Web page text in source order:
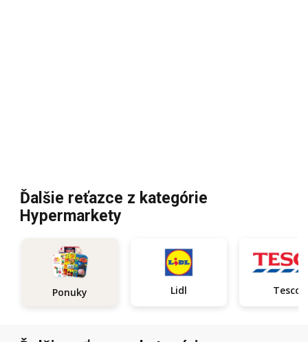
Ďalšie reťazce z kategórie
Hypermarkety
Ponuky Lidl Tesco